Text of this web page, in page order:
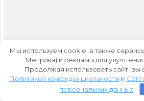
Мы используем cookie, а также
Метрика) и рекламы для
Продолжая использовать сайт, вы
Политикой конфиденциальности и
персональных данных